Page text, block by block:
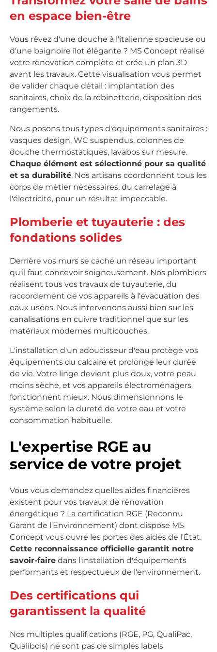
en espace bien-être
Vous rêvez d'une douche à l'italienne spacieuse ou
d'une baignoire îlot élégante ? MS Concept réalise
votre rénovation complète et crée un plan 3D
avant les travaux. Cette visualisation vous permet
de valider chaque détail : implantation des
sanitaires, choix de la robinetterie, disposition des
rangements.
Nous posons tous types d'équipements sanitaires :
vasques design, WC suspendus, colonnes de
douche thermostatiques, lavabos sur mesure.
Chaque élément est sélectionné pour sa qualité
et sa durabilité. Nos artisans coordonnent tous les
corps de métier nécessaires, du carrelage à
l'électricité, pour un résultat impeccable.
Plomberie et tuyauterie : des
fondations solides
Derrière vos murs se cache un réseau important
qu'il faut concevoir soigneusement. Nos plombiers
réalisent tous vos travaux de tuyauterie, du
raccordement de vos appareils à l'évacuation des
eaux usées. Nous intervenons aussi bien sur les
canalisations en cuivre traditionnel que sur les
matériaux modernes multicouches.
L'installation d'un adoucisseur d'eau protège vos
équipements du calcaire et prolonge leur durée
de vie. Votre linge devient plus doux, votre peau
moins sèche, et vos appareils électroménagers
fonctionnent mieux. Nous dimensionnons le
système selon la dureté de votre eau et votre
consommation habituelle.
L'expertise RGE au
service de votre projet
Vous vous demandez quelles aides financières
existent pour vos travaux de rénovation
énergétique ? La certification RGE (Reconnu
Garant de l'Environnement) dont dispose MS
Concept vous ouvre les portes des aides de l'État.
Cette reconnaissance officielle garantit notre
savoir-faire dans l'installation d'équipements
performants et respectueux de l'environnement.
Des certifications qui
garantissent la qualité
Nos multiples qualifications (RGE, PG, QualiPac,
Qualibois) ne sont pas de simples labels